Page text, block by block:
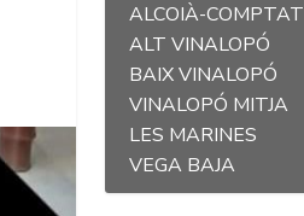
ALCOIÀ-COMPTAT
ALT VINALOPÓ
BAIX VINALOPÓ
VINALOPÓ MITJA
LES MARINES
VEGA BAJA